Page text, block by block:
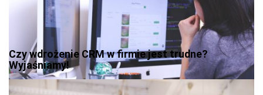
Czy wdrożenie CRM w firmie jest trudne?
Wyjaśniamy!